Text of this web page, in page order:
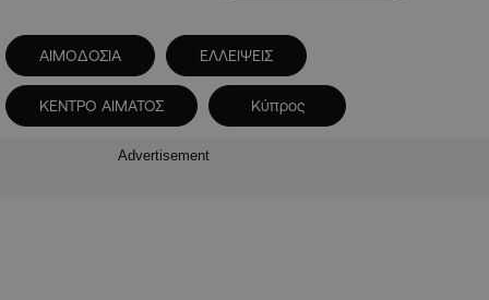
ΑΙΜΟΔΟΣΙΑ ΕΛΛΕΙΨΕΙΣ
ΚΕΝΤΡΟ ΑΙΜΑΤΟΣ Κύπρος
Advertisement